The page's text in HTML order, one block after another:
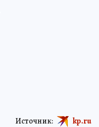
Источник: kp.ru